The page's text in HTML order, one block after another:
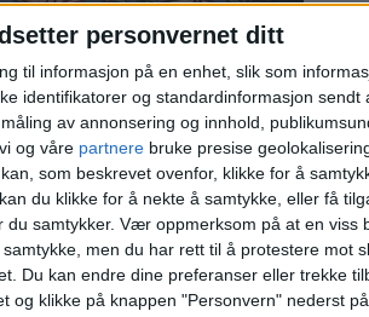
personvernet ditt
til informasjon på en enhet, slik som
identifikatorer og standardinformasjon sendt
av annonsering og innhold,
og våre partnere bruke presise
som beskrevet ovenfor, klikke for å
du klikke for å nekte å samtykke, eller få
samtykker. Vær oppmerksom på at en viss
men du har rett til å protestere mot
Du kan endre dine preferanser eller trekke
og klikke på knappen "Personvern" nederst på
Austbø laget logoen, bobler,
–